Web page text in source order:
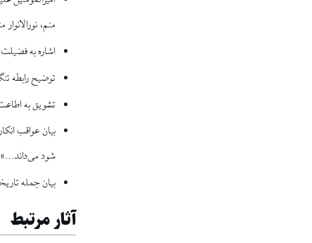
منم،
اشاره به
توضیح رابطه
تشویق به
بیان عواقب
شود می‌داند…»
بیان جمله
آثار مرتبط